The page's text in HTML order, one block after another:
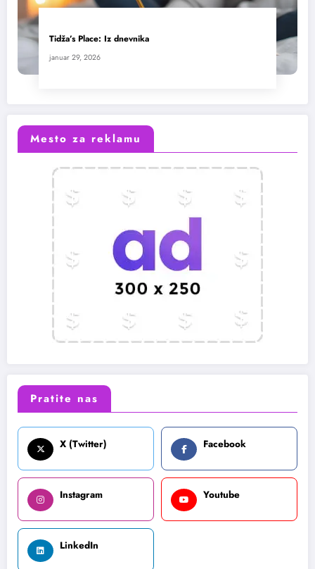
Tidža’s Place: Iz dnevnika
januar 29, 2026
Mesto za reklamu
Pratite nas
X (Twitter) Facebook
Instagram Youtube
LinkedIn